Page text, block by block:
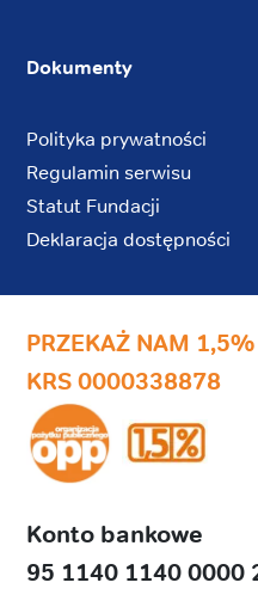
Dokumenty
Polityka prywatności
Regulamin serwisu
Statut Fundacji
Deklaracja dostępności
PRZEKAŻ NAM 1,5%
KRS 0000338878
Konto bankowe
95 1140 1140 0000